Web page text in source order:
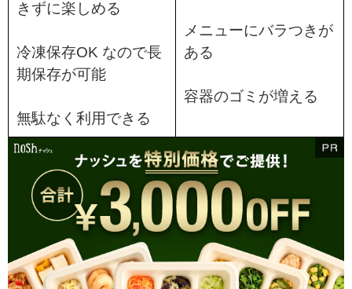
きずに楽しめる
冷凍保存OK なので長
期保存が可能
無駄なく利用できる
メニューにバラつきが
ある
容器のゴミが増える